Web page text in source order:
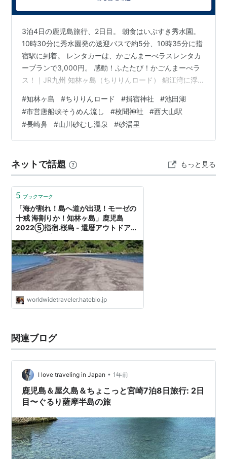
3泊4日の鹿児島旅行、2日目。 朝食はいぶすき秀水園。
10時30分に秀水園発の送迎バスで約5分、10時35分に指
宿駅に到着。 レンタカーは、かごんまーべラスレンタカ
ープランで3,000円。 感動！ふたたび！かごんまーべラ
ス！｜JR九州 知林ヶ島（ちりりんロード） 錦江湾に浮か
砂の道が現れ、歩いて渡れるようになる。 砂の道は「ち
りりんロード」といい、錦江湾から出る海流と錦江湾へ
入る海流の二つがぶつかる場所に砂が溜まってできる。
今日6月26日の出現予測時刻は7時55分～13時55分で、
#知林ヶ島 #ちりりんロード #揖宿神社 #池田湖
#市営唐船峡そうめん流し #枚聞神社 #西大山駅
#長崎鼻 #山川砂むし温泉 #砂湯里
ネットで話題 もっと見る
5 ブックマーク
「海が割れ！島へ道が出現！モーゼの
十戒 海割りか！知林ヶ島」鹿児島
2022⑤指宿.桜島 - 還暦アウトドア旅
worldwidetraveler.hateblo.jp
関連ブログ
I love traveling in Japan • 1年前
鹿児島＆屋久島＆ちょこっと宮崎7泊8日旅行: 2日
目〜ぐるり薩摩半島の旅